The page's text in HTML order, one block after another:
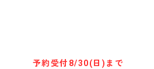
予約受付 8/30(日)まで